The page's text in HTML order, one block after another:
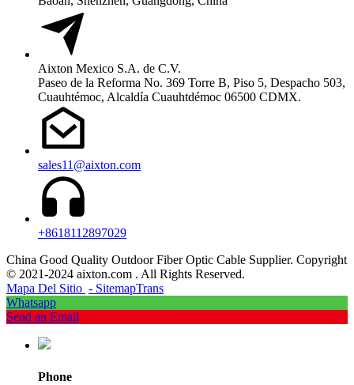
Aixton Mexico S.A. de C.V.
Paseo de la Reforma No. 369 Torre B, Piso 5, Despacho 503,
Cuauhtémoc, Alcaldía Cuauhtdémoc 06500 CDMX.
sales11@aixton.com
+8618112897029
China Good Quality Outdoor Fiber Optic Cable Supplier. Copyright
© 2021-2024 aixton.com . All Rights Reserved.
Mapa Del Sitio - SitemapTrans
Whatsapp
Send an Email
Phone